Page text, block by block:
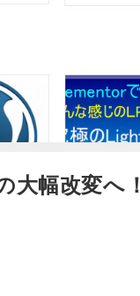
幅改変へ！